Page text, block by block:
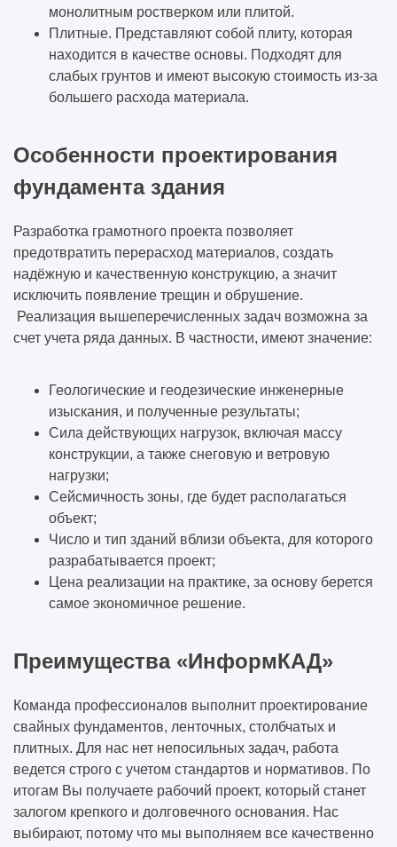
монолитным ростверком или плитой.
Плитные. Представляют собой плиту, которая
находится в качестве основы. Подходят для
слабых грунтов и имеют высокую стоимость из-за
большего расхода материала.
Особенности проектирования
фундамента здания
Разработка грамотного проекта позволяет
предотвратить перерасход материалов, создать
надёжную и качественную конструкцию, а значит
исключить появление трещин и обрушение.
Реализация вышеперечисленных задач возможна за
счет учета ряда данных. В частности, имеют значение:
Геологические и геодезические инженерные
изыскания, и полученные результаты;
Сила действующих нагрузок, включая массу
конструкции, а также снеговую и ветровую
нагрузки;
Сейсмичность зоны, где будет располагаться
объект;
Число и тип зданий вблизи объекта, для которого
разрабатывается проект;
Цена реализации на практике, за основу берется
самое экономичное решение.
Преимущества «ИнформКАД»
Команда профессионалов выполнит проектирование
свайных фундаментов, ленточных, столбчатых и
плитных. Для нас нет непосильных задач, работа
ведется строго с учетом стандартов и нормативов. По
итогам Вы получаете рабочий проект, который станет
залогом крепкого и долговечного основания. Нас
выбирают, потому что мы выполняем все качественно